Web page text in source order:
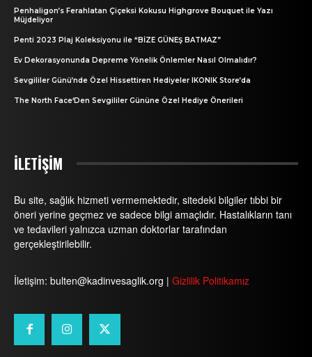
Penhaligon’s Ferahlatan Çiçeksi Kokusu Highgrove Bouquet ile Yazı
Müjdeliyor
Penti 2023 Plaj Koleksiyonu ile “BİZE GÜNEŞ BATMAZ”
Ev Dekorasyonunda Depreme Yönelik Önlemler Nasıl Olmalıdır?
Sevgililer Günü’nde Özel Hissettiren Hediyeler IKONIK Store’da
The North Face‘Den Sevgililer Gününe Özel Hediye Önerileri
İLETİŞİM
Bu site, sağlık hizmeti vermemektedir, sitedeki bilgiler tıbbi bir
öneri yerine geçmez ve sadece bilgi amaçlıdır. Hastalıkların tanı
ve tedavileri yalnızca uzman doktorlar tarafından
gerçekleştirilebilir.
İletişim: bulten@kadinvesaglik.org | Gizlilik Politikamız